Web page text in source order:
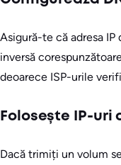
Asigură-te că adresa
inversă
deoarece ISP-urile
Folosește IP-
Dacă trimiți un volum